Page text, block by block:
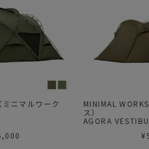
ニマルワーク
MINIMAL
ス）
AGORA
¥